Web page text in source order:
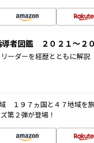
者図鑑 ２０２１～２
ーダーを経歴とともに解説
１９７ヵ国と４７地域を
第２弾が登場！